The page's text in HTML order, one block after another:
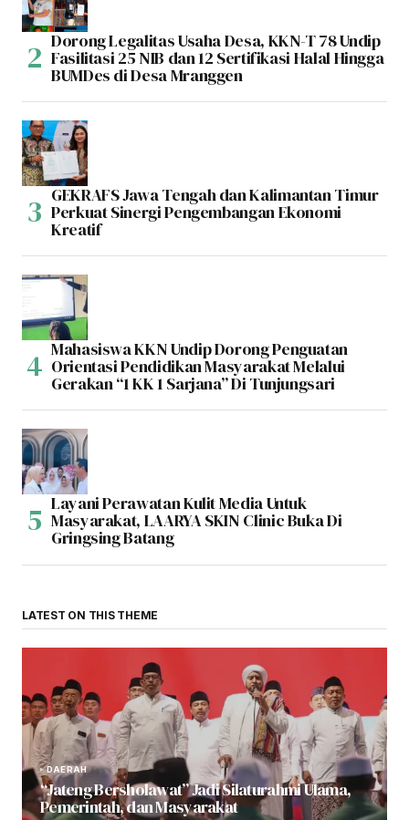
Dorong Legalitas Usaha Desa, KKN-T 78 Undip
Fasilitasi 25 NIB dan 12 Sertifikasi Halal Hingga
BUMDes di Desa Mranggen
GEKRAFS Jawa Tengah dan Kalimantan Timur
Perkuat Sinergi Pengembangan Ekonomi
Kreatif
Mahasiswa KKN Undip Dorong Penguatan
Orientasi Pendidikan Masyarakat Melalui
Gerakan “1 KK 1 Sarjana” Di Tunjungsari
Layani Perawatan Kulit Media Untuk
Masyarakat, LAARYA SKIN Clinic Buka Di
Gringsing Batang
LATEST ON THIS THEME
DAERAH
“Jateng Bersholawat” Jadi Silaturahmi Ulama,
Pemerintah, dan Masyarakat